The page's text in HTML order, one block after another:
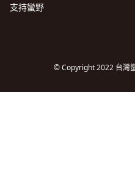
支持蠻野
© Copyright 2022 台灣